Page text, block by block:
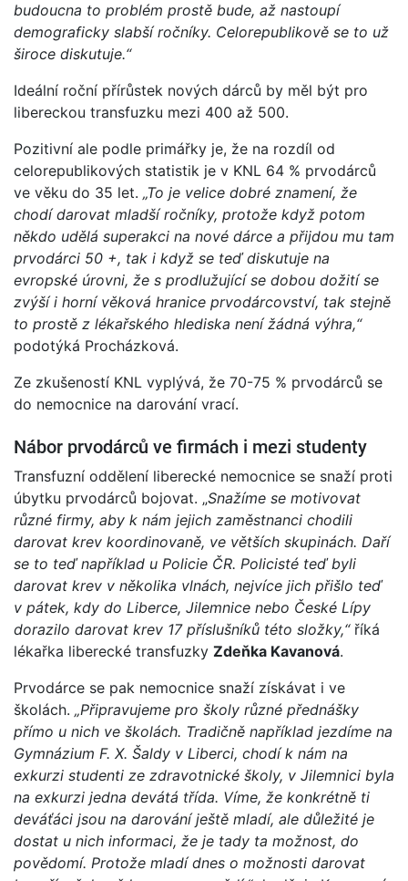
budoucna to problém prostě bude, až nastoupí
demograficky slabší ročníky. Celorepublikově se to už
široce diskutuje.“
Ideální roční přírůstek nových dárců by měl být pro
libereckou transfuzku mezi 400 až 500.
Pozitivní ale podle primářky je, že na rozdíl od
celorepublikových statistik je v KNL 64 % prvodárců
ve věku do 35 let. „To je velice dobré znamení, že
chodí darovat mladší ročníky, protože když potom
někdo udělá superakci na nové dárce a přijdou mu tam
prvodárci 50 +, tak i když se teď diskutuje na
evropské úrovni, že s prodlužující se dobou dožití se
zvýší i horní věková hranice prvodárcovství, tak stejně
to prostě z lékařského hlediska není žádná výhra,“
podotýká Procházková.
Ze zkušeností KNL vyplývá, že 70-75 % prvodárců se
do nemocnice na darování vrací.
Nábor prvodárců ve firmách i mezi studenty
Transfuzní oddělení liberecké nemocnice se snaží proti
úbytku prvodárců bojovat. „Snažíme se motivovat
různé firmy, aby k nám jejich zaměstnanci chodili
darovat krev koordinovaně, ve větších skupinách. Daří
se to teď například u Policie ČR. Policisté teď byli
darovat krev v několika vlnách, nejvíce jich přišlo teď
v pátek, kdy do Liberce, Jilemnice nebo České Lípy
dorazilo darovat krev 17 příslušníků této složky,“říká
lékařka liberecké transfuzky Zdeňka Kavanová.
Prvodárce se pak nemocnice snaží získávat i ve
školách. „Připravujeme pro školy různé přednášky
přímo u nich ve školách. Tradičně například jezdíme na
Gymnázium F. X. Šaldy v Liberci, chodí k nám na
exkurzi studenti ze zdravotnické školy, v Jilemnici byla
na exkurzi jedna devátá třída. Víme, že konkrétně ti
deváťáci jsou na darování ještě mladí, ale důležité je
dostat u nich informaci, že je tady ta možnost, do
povědomí. Protože mladí dnes o možnosti darovat